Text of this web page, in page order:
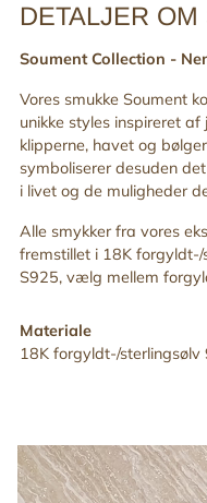
Tilføj
til
din
indkøbskurv
DETALJER
Soument Collection -
Vores smukke Soument
unikke styles inspireret
klipperne, havet og
symboliserer desuden
i livet og de muligheder
Alle smykker fra vores
fremstillet i 18K
S925, vælg mellem
Materiale
18K forgyldt-/sterlingsølv